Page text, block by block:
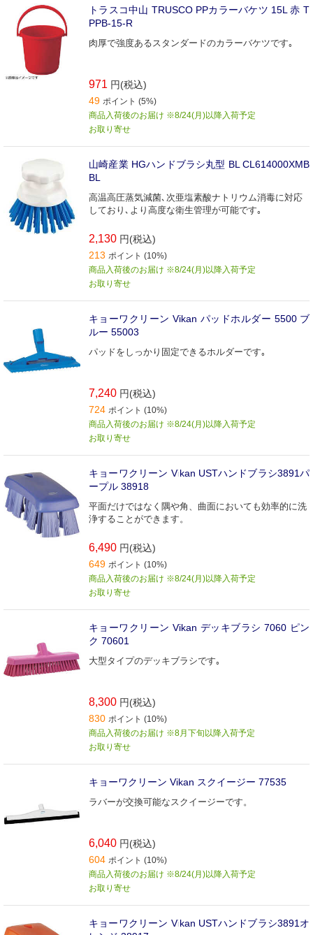
トラスコ中山 TRUSCO PPカラーバケツ 15L 赤 T
PPB-15-R
肉厚で強度あるスタンダードのカラーバケツです｡
971 円(税込)
49 ポイント (5%)
商品入荷後のお届け ※8/24(月)以降入荷予定
お取り寄せ
山崎産業 HGハンドブラシ丸型 BL CL614000XMB
BL
高温高圧蒸気減菌､次亜塩素酸ナトリウム消毒に対応
しており､より高度な衛生管理が可能です｡
2,130 円(税込)
213 ポイント (10%)
商品入荷後のお届け ※8/24(月)以降入荷予定
お取り寄せ
キョーワクリーン Vikan パッドホルダー 5500 ブ
ルー 55003
パッドをしっかり固定できるホルダーです｡
7,240 円(税込)
724 ポイント (10%)
商品入荷後のお届け ※8/24(月)以降入荷予定
お取り寄せ
キョーワクリーン Vikan USTハンドブラシ3891パ
ープル 38918
平面だけではなく隅や角、曲面においても効率的に洗
浄することができます。
6,490 円(税込)
649 ポイント (10%)
商品入荷後のお届け ※8/24(月)以降入荷予定
お取り寄せ
キョーワクリーン Vikan デッキブラシ 7060 ピン
ク 70601
大型タイプのデッキブラシです｡
8,300 円(税込)
830 ポイント (10%)
商品入荷後のお届け ※8月下旬以降入荷予定
お取り寄せ
キョーワクリーン Vikan スクイージー 77535
ラバーが交換可能なスクイージーです。
6,040 円(税込)
604 ポイント (10%)
商品入荷後のお届け ※8/24(月)以降入荷予定
お取り寄せ
キョーワクリーン Vikan USTハンドブラシ3891オ